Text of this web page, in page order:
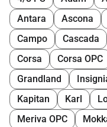
Antara
Ascona
Campo
Cascada
Corsa
Corsa OPC
Grandland
Kapitan
Karl
Meriva OPC